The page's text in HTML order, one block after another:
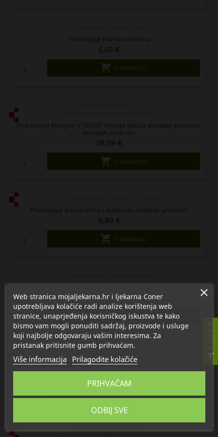
6,50 €
 U košaricu
39,99 €
 U košaricu
9,89 €
 U košaricu
8,00 €
 U košaricu
Pharmagal Metvica list čaj, dodatak prehrani

Web stranica mojaljekarna.hr i ljekarna Coner
upotrebljava kolačiće radi analize korištenja web
stranice, unaprjeđenja korisničkog iskustva te kako
bismo vam mogli ponuditi sadržaj, proizvode i usluge
koji najbolje odgovaraju vašim interesima. Za
pristanak pritisnite gumb prihvaćam.
Više informacija Prilagodite kolačiće
ODBIJ SVE
PRIHVAĆAM
FILTER